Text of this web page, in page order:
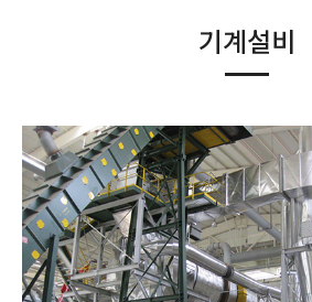
기계설비